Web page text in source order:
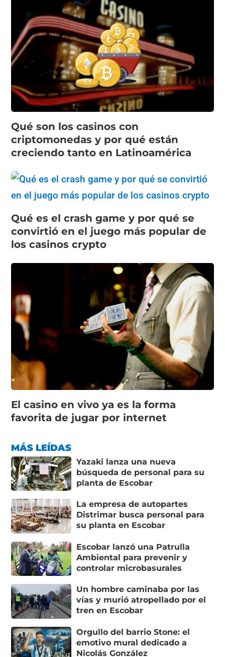
Qué son los casinos con
criptomonedas y por qué están
creciendo tanto en Latinoamérica
Qué es el crash game y por qué se
convirtió en el juego más popular de
los casinos crypto
El casino en vivo ya es la forma
favorita de jugar por internet
MÁS LEÍDAS
Yazaki lanza una nueva
búsqueda de personal para su
planta de Escobar
La empresa de autopartes
Distrimar busca personal para
su planta en Escobar
Escobar lanzó una Patrulla
Ambiental para prevenir y
controlar microbasurales
Un hombre caminaba por las
vías y murió atropellado por el
tren en Escobar
Orgullo del barrio Stone: el
emotivo mural dedicado a
Nicolás González